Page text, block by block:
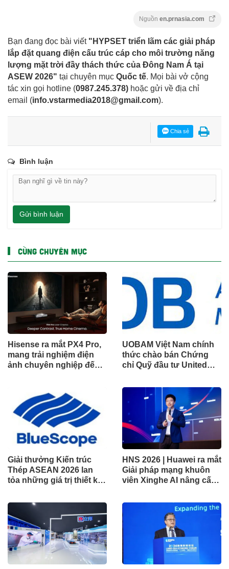
Nguồn en.prnasia.com
Bạn đang đọc bài viết "HYPSET triển lãm các giải pháp
lắp đặt quang điện cấu trúc cáp cho môi trường năng
lượng mặt trời đầy thách thức của Đông Nam Á tại
ASEW 2026" tại chuyên mục Quốc tế. Mọi bài vở cộng
tác xin gọi hotline (0987.245.378) hoặc gửi về địa chỉ
email (info.vstarmedia2018@gmail.com).
Chia sẻ
Bình luận
Gửi bình luận
CÙNG CHUYÊN MỤC
Hisense ra mắt PX4 Pro,
mang trải nghiệm điện
ảnh chuyên nghiệp đến
UOBAM Việt Nam chính
thức chào bán Chứng
chỉ Quỹ đầu tư United
(UMMF)
Giải thưởng Kiến trúc
Thép ASEAN 2026 lan
tỏa những giá trị thiết kế
vực
HNS 2026 | Huawei ra mắt
Giải pháp mạng khuôn
viên Xinghe AI nâng cấp